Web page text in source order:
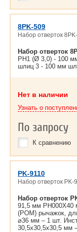
8PK-509
Набор отверток
Набор отверток
PH1 (Ø 3,0) - 100
шлиц 3 - 100 мм
Нет в наличии
Узнать о
По запросу
К сравнению
PK-9110
Набор отверток PK-
Набор отверток
91,5 мм PH000X40
(POM) рычажок,
⌀36 мм – 1 шт.
30,5x30,5х30,5 мм